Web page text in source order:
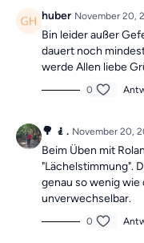
vergangenen
"Vergangene Trainings
huber November 20,
Bin leider außer
dauert noch
werde Allen liebe
0
🌳 🧎. November 20,
Beim Üben mit
"Lächelstimmung".
genau so wenig wie
unverwechselbar.
0